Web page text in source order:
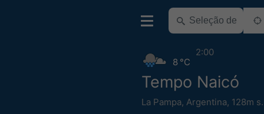
Tempo Naicó
La Pampa, Argentina, 128m
8 °C
2:00